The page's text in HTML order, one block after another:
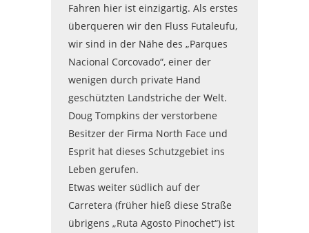
Fahren hier ist einzigartig. Als erstes
überqueren wir den Fluss Futaleufu,
wir sind in der Nähe des „Parques
Nacional Corcovado“, einer der
wenigen durch private Hand
geschützten Landstriche der Welt.
Doug Tompkins der verstorbene
Besitzer der Firma North Face und
Esprit hat dieses Schutzgebiet ins
Leben gerufen.
Etwas weiter südlich auf der
Carretera (früher hieß diese Straße
übrigens „Ruta Agosto Pinochet“) ist